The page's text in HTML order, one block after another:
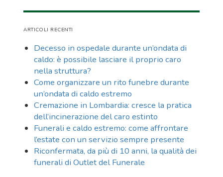
ARTICOLI RECENTI
Decesso in ospedale durante un’ondata di
caldo: è possibile lasciare il proprio caro
nella struttura?
Come organizzare un rito funebre durante
un’ondata di caldo estremo
Cremazione in Lombardia: cresce la pratica
dell’incinerazione del caro estinto
Funerali e caldo estremo: come affrontare
l’estate con un servizio sempre presente
Riconfermata, da più di 10 anni, la qualità dei
funerali di Outlet del Funerale